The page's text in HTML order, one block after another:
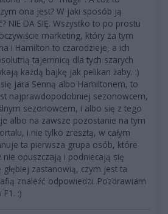
ona jest? W jaki sposób ją
NIE DA SIĘ. Wszystko to po prostu
marketing, który za tym
i Hamilton to czarodzieje, a ich
tajemnicą dla tych szarych
każdą bajkę jak pelikan żaby. :)
jara Senną albo Hamiltonem, to
najprawdopodobniej sezonowcem,
sezonowcem, i albo się z tego
albo na zawsze pozostanie na tym
i nie tylko zresztą, w całym
ta pierwsza grupa osób, które
opuszczają i podniecają się
zastanowią, czym jest ta
znaleźć odpowiedzi. Pozdrawiam
:)